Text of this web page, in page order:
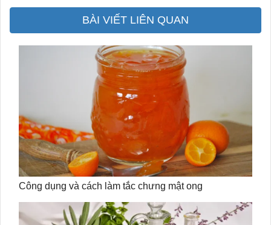
BÀI VIẾT LIÊN QUAN
Công dụng và cách làm tắc chưng mật ong